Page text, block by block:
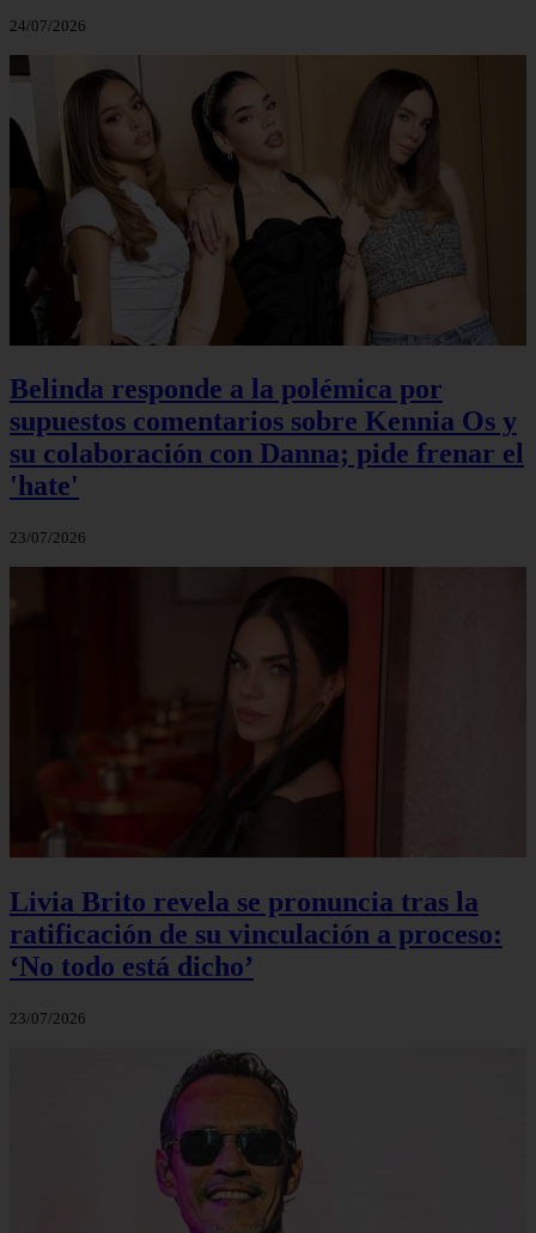
24/07/2026
Belinda responde a la polémica por
supuestos comentarios sobre Kennia Os y
su colaboración con Danna; pide frenar el
'hate'
23/07/2026
Livia Brito revela se pronuncia tras la
ratificación de su vinculación a proceso:
‘No todo está dicho’
23/07/2026